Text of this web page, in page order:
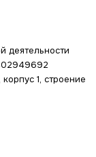
деятельности
1, строение